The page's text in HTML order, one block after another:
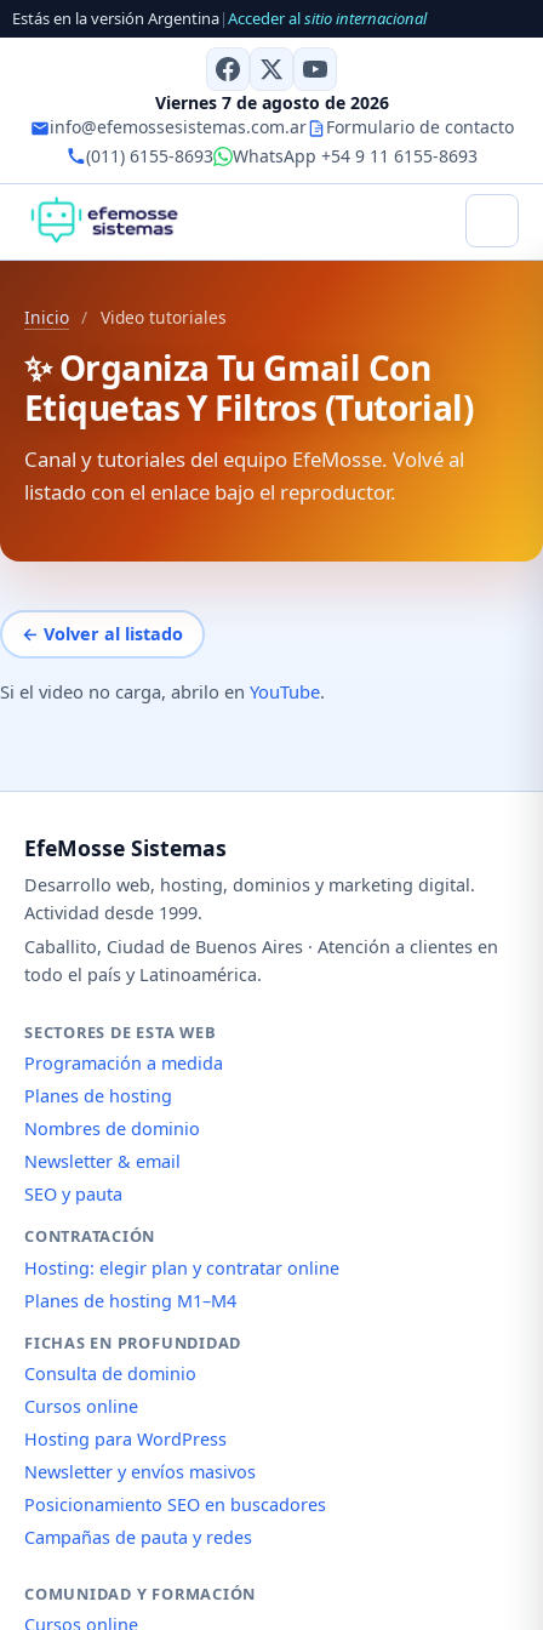
Estás en la versión Argentina|Acceder alsitio internacional
Viernes 7 de agosto de 2026
info@efemossesistemas.com.ar
Formulario de contacto
(011) 6155-8693
WhatsApp +54 9 11 6155-8693
Inicio / Video tutoriales
✨ Organiza Tu Gmail Con
Etiquetas Y Filtros (Tutorial)
Canal y tutoriales del equipo EfeMosse. Volvé al
listado con el enlace bajo el reproductor.
← Volver al listado
Si el video no carga, abrilo en YouTube.
EfeMosse Sistemas
Desarrollo web, hosting, dominios y marketing digital.
Actividad desde 1999.
Caballito, Ciudad de Buenos Aires · Atención a clientes en
todo el país y Latinoamérica.
SECTORES DE ESTA WEB
Programación a medida
Planes de hosting
Nombres de dominio
Newsletter & email
SEO y pauta
CONTRATACIÓN
Hosting: elegir plan y contratar online
Planes de hosting M1–M4
FICHAS EN PROFUNDIDAD
Consulta de dominio
Cursos online
Hosting para WordPress
Newsletter y envíos masivos
Posicionamiento SEO en buscadores
Campañas de pauta y redes
COMUNIDAD Y FORMACIÓN
Cursos online